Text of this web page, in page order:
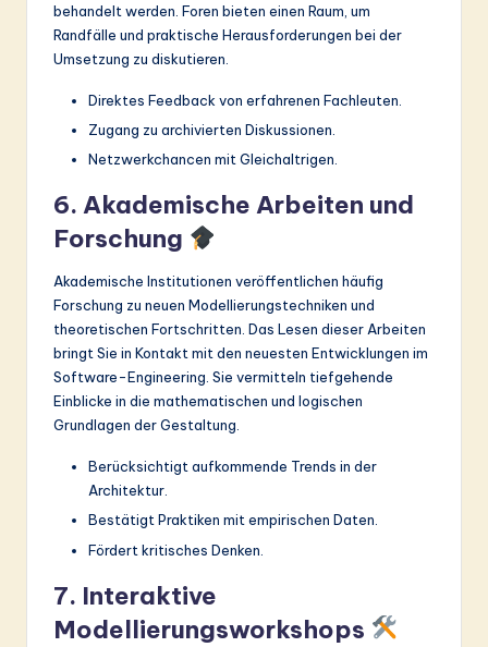
behandelt werden. Foren bieten einen Raum, um
Randfälle und praktische Herausforderungen bei der
Umsetzung zu diskutieren.
Direktes Feedback von erfahrenen Fachleuten.
Zugang zu archivierten Diskussionen.
Netzwerkchancen mit Gleichaltrigen.
6. Akademische Arbeiten und
Forschung
Akademische Institutionen veröffentlichen häufig
Forschung zu neuen Modellierungstechniken und
theoretischen Fortschritten. Das Lesen dieser Arbeiten
bringt Sie in Kontakt mit den neuesten Entwicklungen im
Software-Engineering. Sie vermitteln tiefgehende
Einblicke in die mathematischen und logischen
Grundlagen der Gestaltung.
Berücksichtigt aufkommende Trends in der
Architektur.
Bestätigt Praktiken mit empirischen Daten.
Fördert kritisches Denken.
7. Interaktive
Modellierungsworkshops